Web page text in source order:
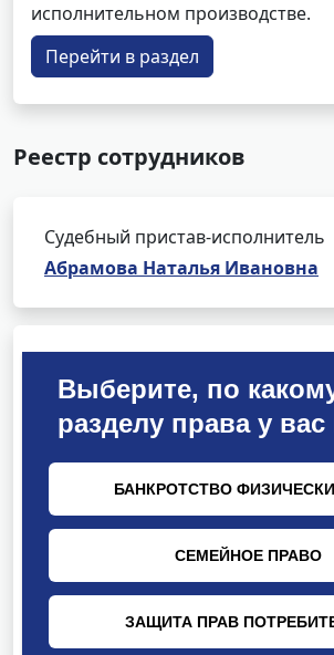
исполнительном производстве.
Перейти в раздел
Реестр сотрудников
Судебный пристав-исполнитель
Абрамова Наталья Ивановна